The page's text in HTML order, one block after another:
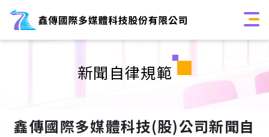
新聞自律規範
鑫傳國際多媒體科技(股)公司新聞自